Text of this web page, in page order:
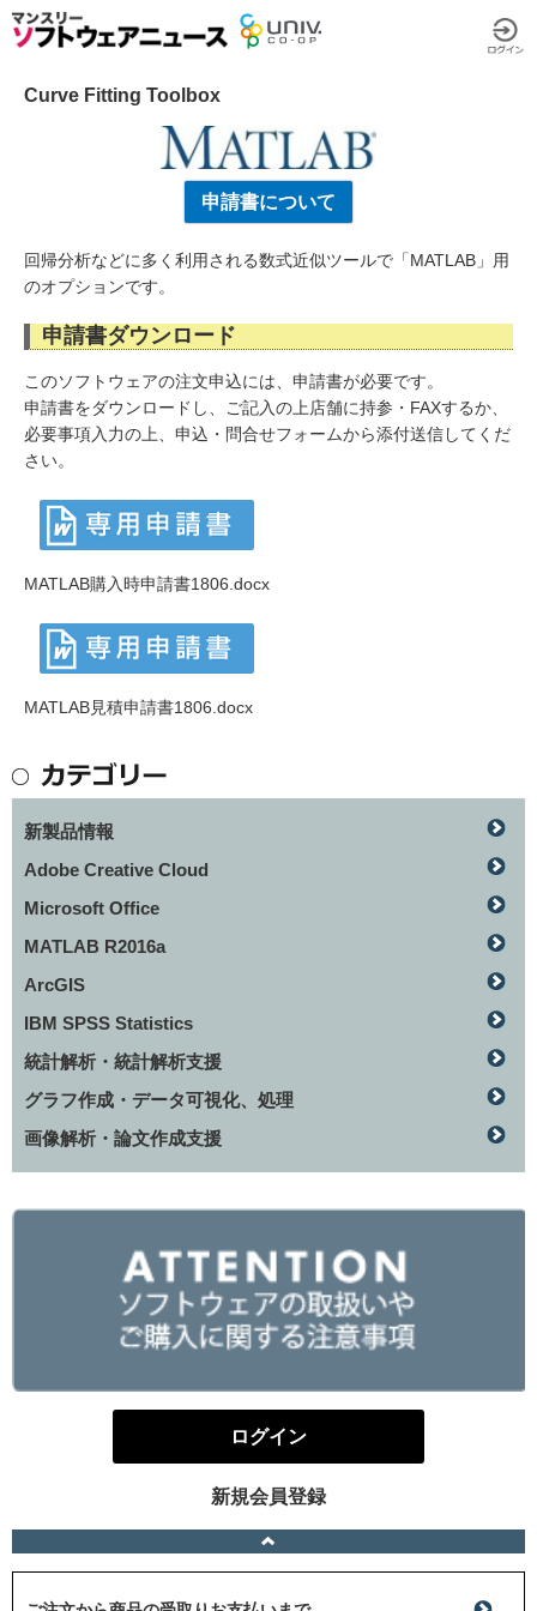
Curve Fitting Toolbox
申請書について
回帰分析などに多く利用される数式近似ツールで「MATLAB」用
のオプションです。
申請書ダウンロード
このソフトウェアの注文申込には、申請書が必要です。
申請書をダウンロードし、ご記入の上店舗に持参・FAXするか、
必要事項入力の上、申込・問合せフォームから添付送信してくだ
さい。
MATLAB購入時申請書1806.docx
MATLAB見積申請書1806.docx
新製品情報
Adobe Creative Cloud
Microsoft Office
MATLAB R2016a
ArcGIS
IBM SPSS Statistics
統計解析・統計解析支援
グラフ作成・データ可視化、処理
画像解析・論文作成支援
ログイン
新規会員登録